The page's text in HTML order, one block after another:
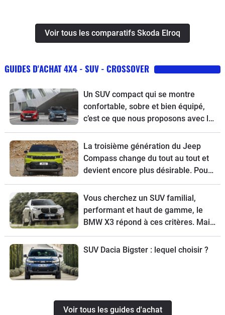
français ?
Voir tous les comparatifs Skoda Elroq
GUIDES D'ACHAT 4X4 - SUV - CROSSOVER
Un SUV compact qui se montre
confortable, sobre et bien équipé,
c’est ce que nous proposons avec le
guide d’achat du Nissan Qashqai
restylé.
La troisième génération du Jeep
Compass change du tout au tout et
devient encore plus désirable. Pour
tout connaître de ce modèle, voici
son guide d’achat.
Vous cherchez un SUV familial,
performant et haut de gamme, le
BMW X3 répond à ces critères. Mais
pour choisir la meilleure version,
suivez le guide.
SUV Dacia Bigster : lequel choisir ?
Voir tous les guides d'achat